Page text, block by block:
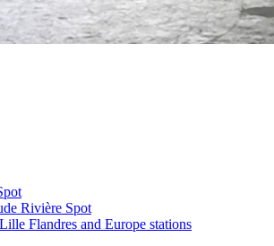
Rivière Spot
Flandres and Europe stations